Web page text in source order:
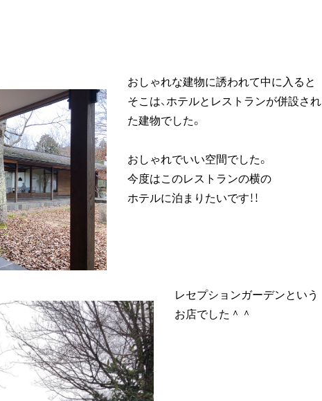
おしゃれな建物に誘われて中に入ると
そこは、ホテルとレストランが併設され
た建物でした。
おしゃれでいい空間でした。
今度はこのレストランの横の
ホテルに泊まりたいです！！
レセプションガーデンという
お店でした＾＾